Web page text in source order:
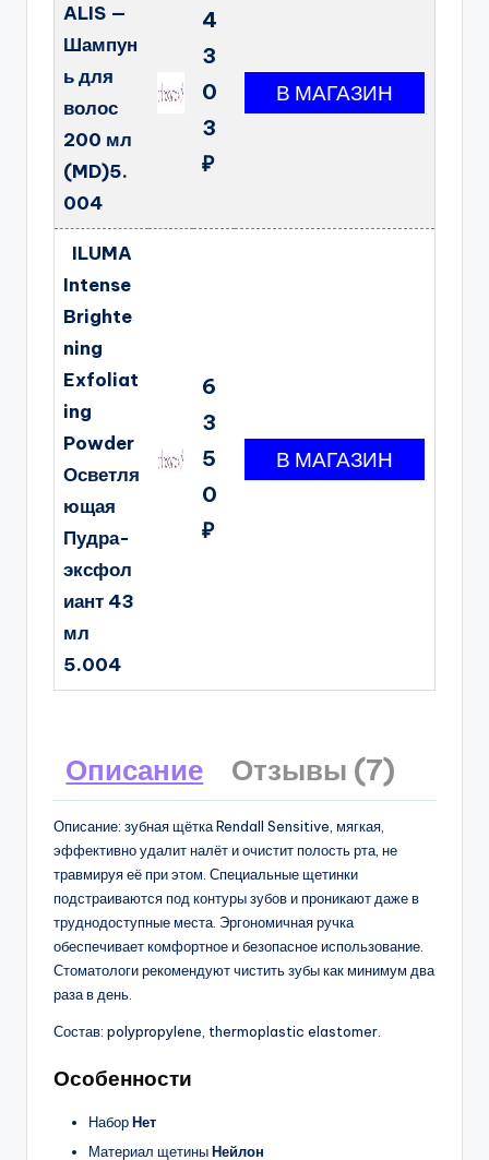
ALIS —
Шампун
ь для
волос
200 мл
(MD)5.
004
4
3
0
3
₽
ILUMA
Intense
Brighte
ning
Exfoliat
ing
Powder
Осветля
ющая
Пудра-
эксфол
иант 43
мл
5.004
6
3
5
0
₽
Описание Отзывы (7)
Описание: зубная щётка Rendall Sensitive, мягкая,
эффективно удалит налёт и очистит полость рта, не
травмируя её при этом. Специальные щетинки
подстраиваются под контуры зубов и проникают даже в
труднодоступные места. Эргономичная ручка
обеспечивает комфортное и безопасное использование.
Стоматологи рекомендуют чистить зубы как минимум два
раза в день.
Состав: polypropylene, thermoplastic elastomer.
Особенности
НаборНет
Материал щетиныНейлон